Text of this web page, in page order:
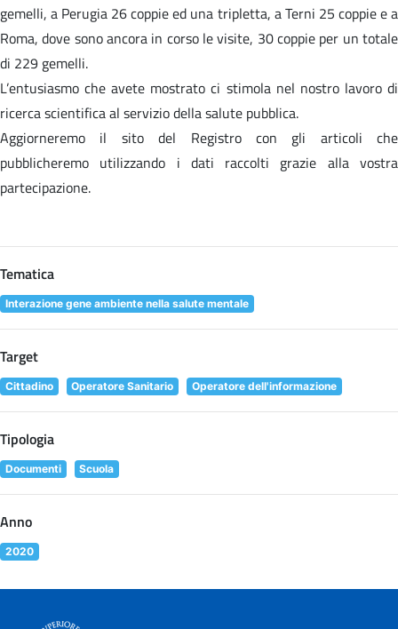
gemelli, a Perugia 26 coppie ed una tripletta, a Terni 25 coppie e a
Roma, dove sono ancora in corso le visite, 30 coppie per un totale
di 229 gemelli.
L’entusiasmo che avete mostrato ci stimola nel nostro lavoro di
ricerca scientifica al servizio della salute pubblica.
Aggiorneremo il sito del Registro con gli articoli che
pubblicheremo utilizzando i dati raccolti grazie alla vostra
partecipazione.
Tematica
Interazione gene ambiente nella salute mentale
Target
Cittadino Operatore Sanitario Operatore dell'informazione
Tipologia
Documenti Scuola
Anno
2020